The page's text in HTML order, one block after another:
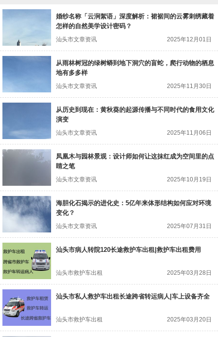
婚纱名称「云涧絮语」深度解析：裙裾间的云雾刺绣藏着
怎样的自然美学设计密码？
汕头市文章资讯 2025年12月01日
从雨林树冠的绿树蟒到地下洞穴的盲蛇，爬行动物的栖息
地有多多样
汕头市文章资讯 2025年11月30日
从历史到现在：黄秋葵的起源传播与不同时代的食用文化
演变
汕头市文章资讯 2025年11月06日
凤凰木与园林景观：设计师如何让这抹红成为空间里的点
睛之笔
汕头市文章资讯 2025年10月19日
海胆化石揭示的进化史：5亿年来体形结构如何应对环境
变化？
汕头市文章资讯 2025年07月31日
汕头市病人转院120长途救护车出租|救护车出租费用
汕头市救护车出租 2025年03月28日
汕头市私人救护车出租长途跨省转运病人|车上设备齐全
汕头市救护车出租 2025年03月20日